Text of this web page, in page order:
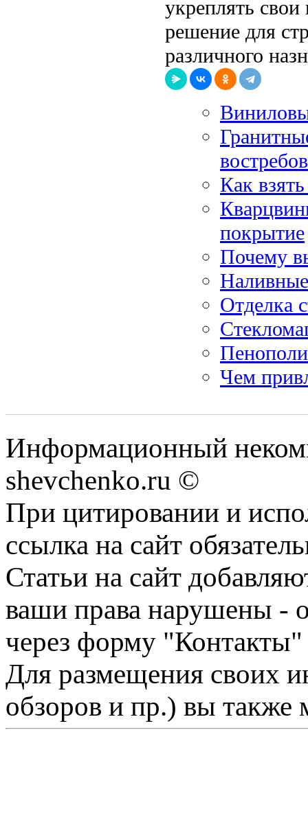
укреплять
решение для
различного
Как
покрытие
Почему
Отделка
Чем
Информационный
shevchenko.ru ©
При цитировании и
ссылка на сайт
Статьи на сайт
ваши права нарушены -
через форму "Контакты"
Для размещения своих
обзоров и пр.) вы также